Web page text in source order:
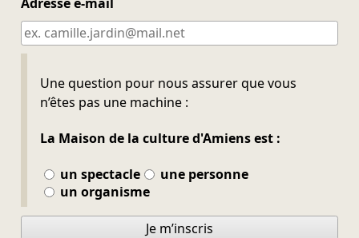
Une question pour nous assurer que vous
n’êtes pas une machine :
La Maison de la culture d'Amiens est :
un spectacle
une personne
un organisme
Ne pas remplir
Je m’inscris